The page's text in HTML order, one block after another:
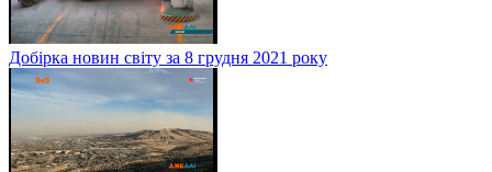
Добірка новин світу за 8 грудня 2021 року